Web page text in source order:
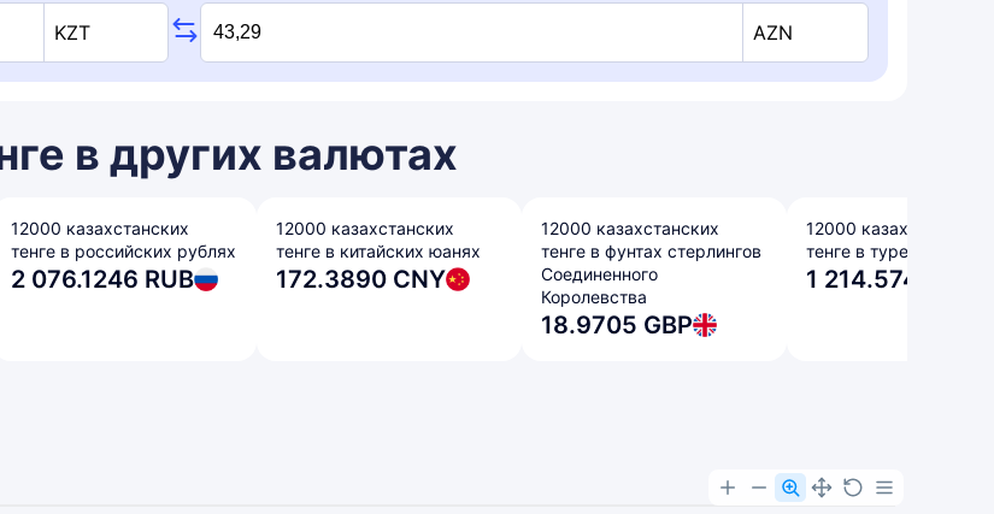
KZT AZN
в других валютах
12000 казахстанских
тенге в российских рублях
2 076.1246 RUB
12000 казахстанских
тенге в китайских юанях
172.3890 CNY
12000 казахстанских
тенге в фунтах стерлингов
Соединенного
Королевства
18.9705 GBP
12000 казахстанских
тенге в турецких
1 214.5749 TRY